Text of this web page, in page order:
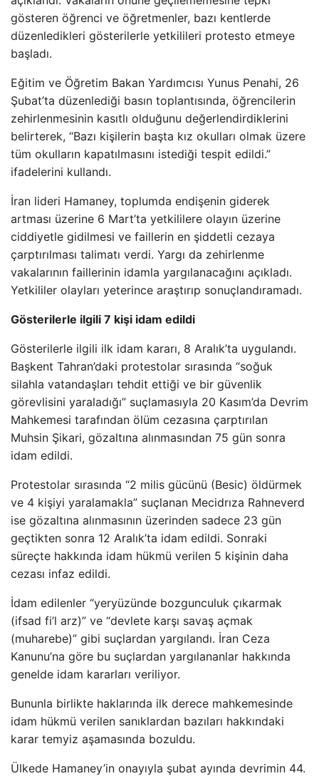
gösteren öğrenci ve öğretmenler, bazı kentlerde
düzenledikleri gösterilerle yetkilileri protesto etmeye
başladı.
Eğitim ve Öğretim Bakan Yardımcısı Yunus Penahi, 26
Şubat’ta düzenlediği basın toplantısında, öğrencilerin
zehirlenmesinin kasıtlı olduğunu değerlendirdiklerini
belirterek, “Bazı kişilerin başta kız okulları olmak üzere
tüm okulların kapatılmasını istediği tespit edildi.”
ifadelerini kullandı.
İran lideri Hamaney, toplumda endişenin giderek
artması üzerine 6 Mart’ta yetkililere olayın üzerine
ciddiyetle gidilmesi ve faillerin en şiddetli cezaya
çarptırılması talimatı verdi. Yargı da zehirlenme
vakalarının faillerinin idamla yargılanacağını açıkladı.
Yetkililer olayları yeterince araştırıp sonuçlandıramadı.
Gösterilerle ilgili 7 kişi idam edildi
Gösterilerle ilgili ilk idam kararı, 8 Aralık’ta uygulandı.
Başkent Tahran’daki protestolar sırasında “soğuk
silahla vatandaşları tehdit ettiği ve bir güvenlik
görevlisini yaraladığı” suçlamasıyla 20 Kasım’da Devrim
Mahkemesi tarafından ölüm cezasına çarptırılan
Muhsin Şikari, gözaltına alınmasından 75 gün sonra
idam edildi.
Protestolar sırasında “2 milis gücünü (Besic) öldürmek
ve 4 kişiyi yaralamakla” suçlanan Mecidrıza Rahneverd
ise gözaltına alınmasının üzerinden sadece 23 gün
geçtikten sonra 12 Aralık’ta idam edildi. Sonraki
süreçte hakkında idam hükmü verilen 5 kişinin daha
cezası infaz edildi.
İdam edilenler “yeryüzünde bozgunculuk çıkarmak
(ifsad fi’l arz)” ve “devlete karşı savaş açmak
(muharebe)” gibi suçlardan yargılandı. İran Ceza
Kanunu’na göre bu suçlardan yargılananlar hakkında
genelde idam kararları veriliyor.
Bununla birlikte haklarında ilk derece mahkemesinde
idam hükmü verilen sanıklardan bazıları hakkındaki
karar temyiz aşamasında bozuldu.
Ülkede Hamaney’in onayıyla şubat ayında devrimin 44.